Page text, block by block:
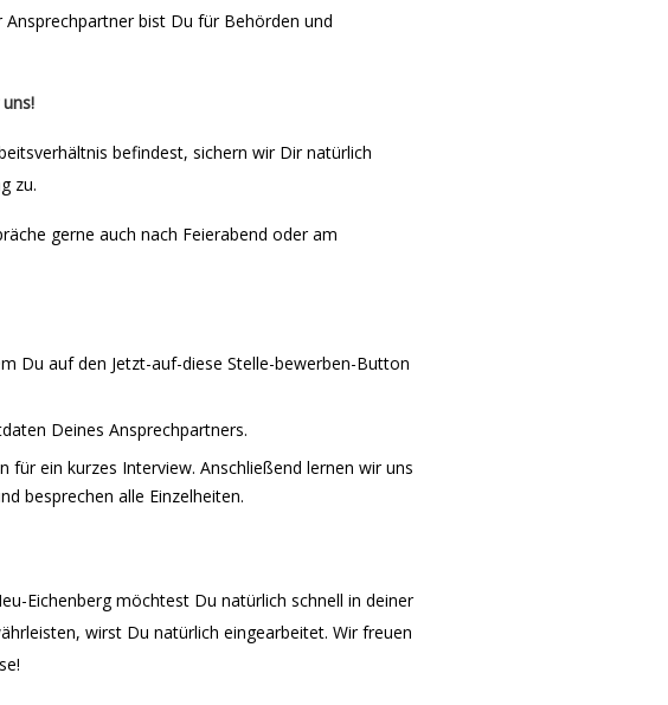
bist Du für Behörden und
befindest, sichern wir Dir natürlich
zu.
gerne auch nach Feierabend oder am
Du auf den Jetzt-auf-diese Stelle-bewerben-Button
Deines Ansprechpartners.
für ein kurzes Interview. Anschließend lernen wir uns
besprechen alle Einzelheiten.
Eichenberg möchtest Du natürlich schnell in deiner
wirst Du natürlich eingearbeitet. Wir freuen